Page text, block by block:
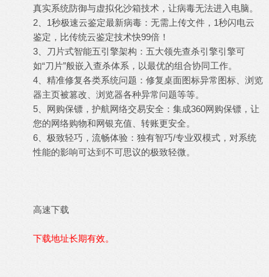
真实系统防御与虚拟化沙箱技术，让病毒无法进入电脑。
2、1秒极速云鉴定最新病毒：无需上传文件，1秒闪电云
鉴定，比传统云鉴定技术快99倍！
3、刀片式智能五引擎架构：五大领先查杀引擎引擎可
如“刀片”般嵌入查杀体系，以最优的组合协同工作。
4、精准修复各类系统问题：修复桌面图标异常图标、浏览
器主页被篡改、浏览器各种异常问题等等。
5、网购保镖，护航网络交易安全：集成360网购保镖，让
您的网络购物和网银充值、转账更安全。
6、极致轻巧，流畅体验：独有智巧/专业双模式，对系统
性能的影响可达到不可思议的极致轻微。
高速下载
下载地址长期有效。